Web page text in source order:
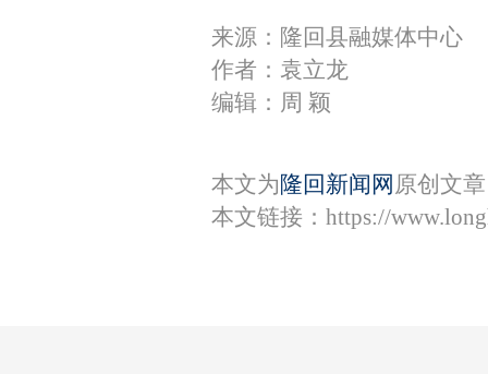
来源：隆回县融媒体中心
作者：袁立龙
编辑：周 颖
本文为 隆回新闻网 原创文
本文链接： https://